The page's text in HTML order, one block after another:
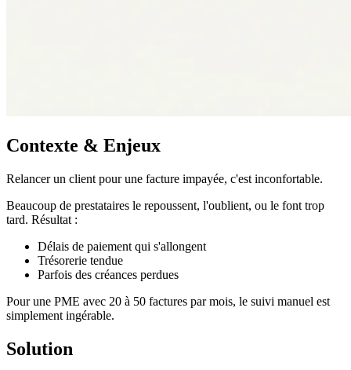
Contexte & Enjeux
Relancer un client pour une facture impayée, c'est inconfortable.
Beaucoup de prestataires le repoussent, l'oublient, ou le font trop
tard. Résultat :
Délais de paiement qui s'allongent
Trésorerie tendue
Parfois des créances perdues
Pour une PME avec 20 à 50 factures par mois, le suivi manuel est
simplement ingérable.
Solution